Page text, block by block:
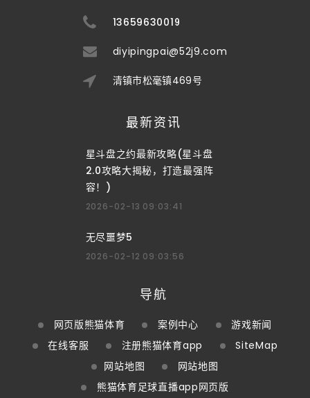
13659630019
diyipingpai@52j9.com
清镇市松毫镇469号
最新资讯
星斗盘之约最新攻略(星斗盘
2.0攻略大揭秘，打造最强阵
容！)
2026-02-13 09:03:41
无尽噩梦5
2026-02-12 09:03:56
导航
网页版熊猫体育 案例中心
游戏新闻
在线客服
注册熊猫体育app
SiteMap
网站地图
网站地图
熊猫体育足球直播app网页版